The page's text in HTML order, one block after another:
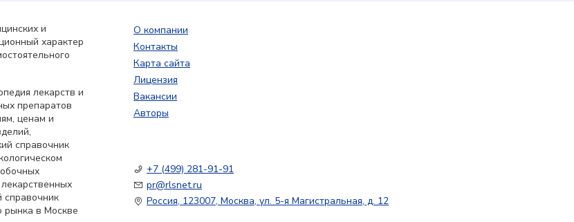
и
характер
лекарств и
препаратов
ценам и
справочник
справочник
рынка в Москве
О компании
Контакты
Карта сайта
Лицензия
Вакансии
Авторы
+7 (499) 281-91-91
pr@rlsnet.ru
Россия, 123007, Москва, ул. 5-я Магистральная, д. 12